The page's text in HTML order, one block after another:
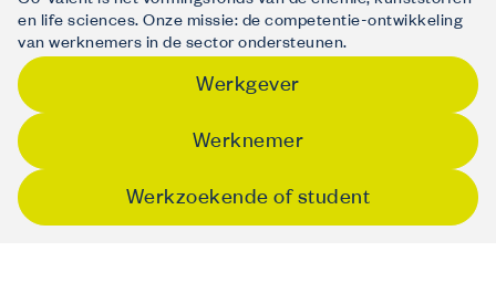
en life sciences. Onze missie: de competentie-ontwikkeling
van werknemers in de sector ondersteunen.
Werkgever
Werknemer
Werkzoekende of student